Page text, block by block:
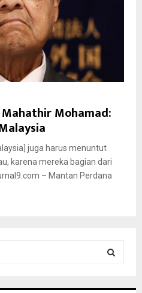
Mohamad:
juga harus menuntut
karena mereka bagian dari
– Mantan Perdana